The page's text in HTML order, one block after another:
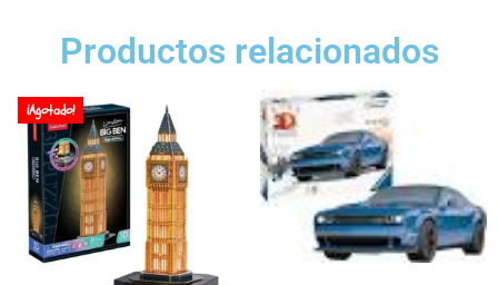
Productos relacionados
¡Agotado!